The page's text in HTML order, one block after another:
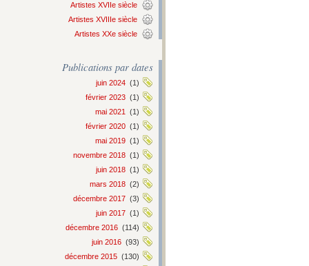
Artistes XVIIe siècle
Artistes XVIIIe siècle
Artistes XXe siècle
Publications par dates
juin 2024 (1)
février 2023 (1)
mai 2021
(1)
février 2020 (1)
mai 2019 (1)
novembre 2018 (1)
juin 2018 (1)
mars 2018 (2)
décembre 2017 (3)
juin 2017 (1)
décembre 2016 (114)
juin 2016 (93)
décembre 2015 (130)